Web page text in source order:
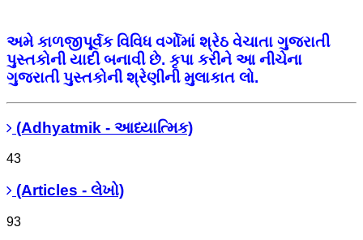
અમે કાળજીપૂર્વક વિવિધ વર્ગોમાં શ્રેઠ વેચાતા ગુજરાતી
પુસ્તકોની યાદી બનાવી છે. કૃપા કરીને આ નીચેના
ગુજરાતી પુસ્તકોની શ્રેણીની મુલાકાત લો.
(Adhyatmik - આધ્યાત્મિક)
43
(Articles - લેખો)
93